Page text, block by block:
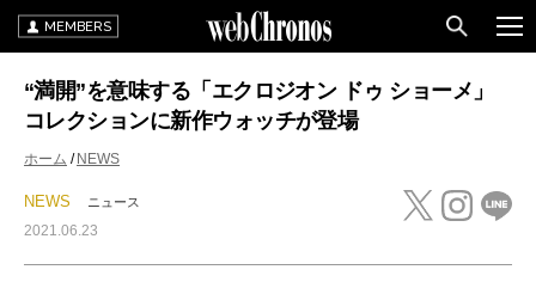
MEMBERS
“満開”を意味する「エクロジオン ドゥ ショーメ」
コレクションに新作ウォッチが登場
ホーム NEWS
NEWS ニュース
2021.06.23